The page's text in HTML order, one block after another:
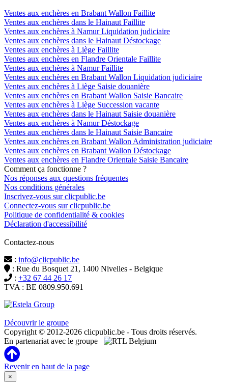
Ventes aux enchères en Brabant Wallon Faillite
Ventes aux enchères dans le Hainaut Faillite
Ventes aux enchères à Namur Liquidation judiciaire
Ventes aux enchères dans le Hainaut Déstockage
Ventes aux enchères à Liège Faillite
Ventes aux enchères en Flandre Orientale Faillite
Ventes aux enchères à Namur Faillite
Ventes aux enchères en Brabant Wallon Liquidation judiciaire
Ventes aux enchères à Liège Saisie douanière
Ventes aux enchères en Brabant Wallon Saisie Bancaire
Ventes aux enchères à Liège Succession vacante
Ventes aux enchères dans le Hainaut Saisie douanière
Ventes aux enchères à Namur Déstockage
Ventes aux enchères dans le Hainaut Saisie Bancaire
Ventes aux enchères en Brabant Wallon Administration judiciaire
Ventes aux enchères en Brabant Wallon Déstockage
Ventes aux enchères en Flandre Orientale Saisie Bancaire
Comment ça fonctionne ?
Nos réponses aux questions fréquentes
Nos conditions générales
Inscrivez-vous sur clicpublic.be
Connectez-vous sur clicpublic.be
Politique de confidentialité & cookies
Déclaration d'accessibilité
Contactez-nous
: info@clicpublic.be
: Rue du Bosquet 21, 1400 Nivelles - Belgique
: +32 67 44 26 17
TVA : BE 0809.950.691
Découvrir le groupe
Copyright © 2012-2026 clicpublic.be - Tous droits réservés.
En partenariat avec le groupe
Revenir en haut de la page
×